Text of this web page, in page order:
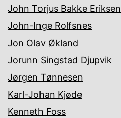
John Torjus Bakke Eriksen
John-Inge Rolfsnes
Jon Olav Økland
Jorunn Singstad Djupvik
Jørgen Tønnesen
Karl-Johan Kjøde
Kenneth Foss